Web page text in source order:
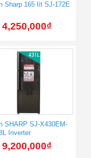
Sharp 165 lít SJ-172E
4,250,000₫
SHARP SJ-X430EM-
Inverter
9,200,000₫